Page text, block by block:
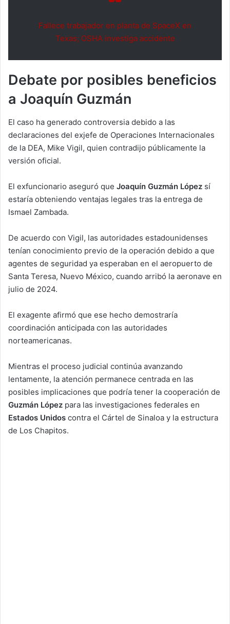
Fallece trabajador en planta de SpaceX en
Texas; OSHA investiga accidente
Debate por posibles beneficios
a Joaquín Guzmán
El caso ha generado controversia debido a las
declaraciones del exjefe de Operaciones Internacionales
de la DEA, Mike Vigil, quien contradijo públicamente la
versión oficial.
El exfuncionario aseguró que Joaquín Guzmán López sí
estaría obteniendo ventajas legales tras la entrega de
Ismael Zambada.
De acuerdo con Vigil, las autoridades estadounidenses
tenían conocimiento previo de la operación debido a que
agentes de seguridad ya esperaban en el aeropuerto de
Santa Teresa, Nuevo México, cuando arribó la aeronave en
julio de 2024.
El exagente afirmó que ese hecho demostraría
coordinación anticipada con las autoridades
norteamericanas.
Mientras el proceso judicial continúa avanzando
lentamente, la atención permanece centrada en las
posibles implicaciones que podría tener la cooperación de
Guzmán López para las investigaciones federales en
Estados Unidos contra el Cártel de Sinaloa y la estructura
de Los Chapitos.